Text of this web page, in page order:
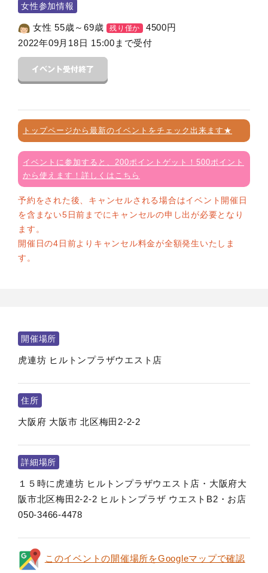
女性参加情報
女性 55歳～69歳 残り僅か 4500円
2022年09月18日 15:00まで受付
トップページから最新のイベントをチェック出来ます★
イベントに参加すると、200ポイントゲット！500ポイント
から使えます！詳しくはこちら
予約をされた後、キャンセルされる場合はイベント開催日
を含まない5日前までにキャンセルの申し出が必要となり
ます。
開催日の4日前よりキャンセル料金が全額発生いたしま
す。
開催場所
虎連坊 ヒルトンプラザウエスト店
住所
大阪府 大阪市 北区梅田2-2-2
詳細場所
１５時に虎連坊 ヒルトンプラザウエスト店・大阪府大
阪市北区梅田2-2-2 ヒルトンプラザ ウエストB2・お店
050-3466-4478
このイベントの開催場所をGoogleマップで確認